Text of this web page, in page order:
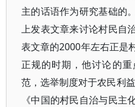
主的话语作为研究基础的
上发表文章来讨论村民自
表文章的2000年左右正是
正规的时期，他讨论的
范，选举制度对于农民利
《中国的村民自治与民主